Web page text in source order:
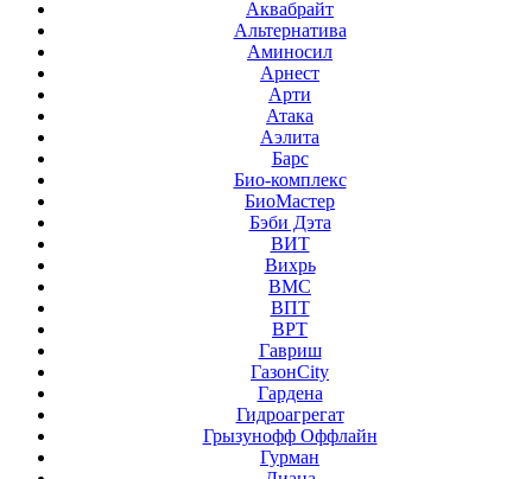
Аквабрайт
Альтернатива
Аминосил
Арнест
Арти
Атака
Аэлита
Барс
Био-комплекс
БиоМастер
Бэби Дэта
ВИТ
Вихрь
ВМС
ВПТ
ВРТ
Гавриш
ГазонCity
Гардена
Гидроагрегат
Грызунофф Оффлайн
Гурман